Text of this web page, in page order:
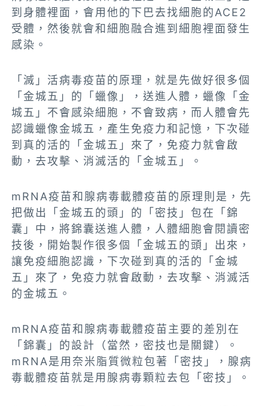
到身體裡面，會用他的下巴去找細胞的ACE2
受體，然後就會和細胞融合進到細胞裡面發生
感染。
「滅」活病毒疫苗的原理，就是先做好很多個
「金城五」的「蠟像」，送進人體，蠟像「金
城五」不會感染細胞，不會致病，而人體會先
認識蠟像金城五，產生免疫力和記憶，下次碰
到真的活的「金城五」來了，免疫力就會啟
動，去攻擊、消滅活的「金城五」。
mRNA疫苗和腺病毒載體疫苗的原理則是，先
把做出「金城五的頭」的「密技」包在「錦
囊」中，將錦囊送進人體，人體細胞會閱讀密
技後，開始製作很多個「金城五的頭」出來，
讓免疫細胞認識，下次碰到真的活的「金城
五」來了，免疫力就會啟動，去攻擊、消滅活
的金城五。
mRNA疫苗和腺病毒載體疫苗主要的差別在
「錦囊」的設計（當然，密技也是關鍵）。
mRNA是用奈米脂質微粒包著「密技」，腺病
毒載體疫苗就是用腺病毒顆粒去包「密技」。